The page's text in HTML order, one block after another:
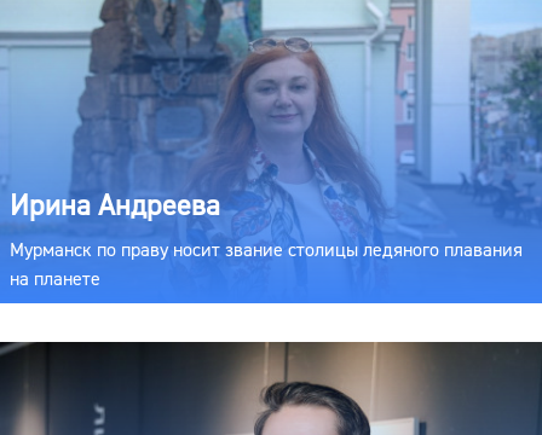
Ирина Андреева
Мурманск по праву носит звание столицы ледяного плавания
на планете